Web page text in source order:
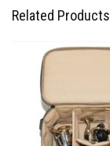
Related Products